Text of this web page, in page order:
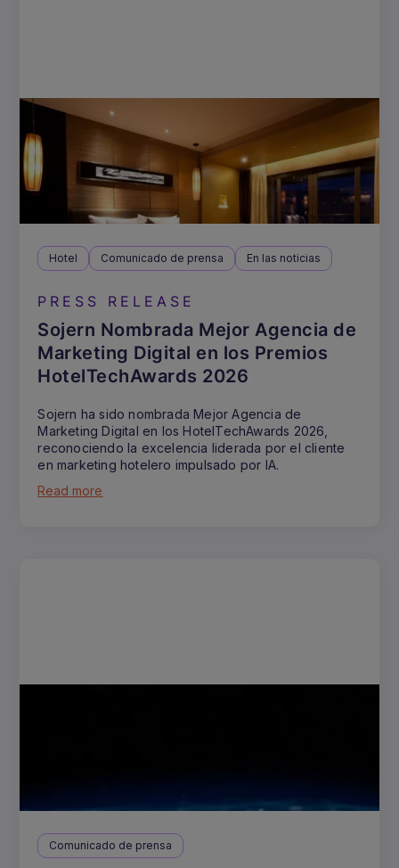
Hotel Comunicado de prensa En las noticias
PRESS RELEASE
Sojern Nombrada Mejor Agencia de
Marketing Digital en los Premios
HotelTechAwards 2026
Sojern ha sido nombrada Mejor Agencia de
Marketing Digital en los HotelTechAwards 2026,
reconociendo la excelencia liderada por el cliente
en marketing hotelero impulsado por IA.
Read more
Comunicado de prensa